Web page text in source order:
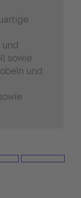
sowie
und